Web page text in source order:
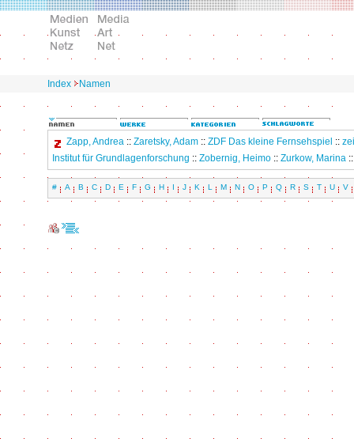
Index Namen
Zapp, Andrea :: Zaretsky, Adam :: ZDF Das kleine Fernsehspiel ::
Institut für Grundlagenforschung :: Zobernig, Heimo :: Zurkow, Marina
# A B C D E F G H I J K L M N O P Q R S T U V